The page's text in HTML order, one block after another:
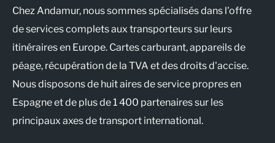
Chez Andamur, nous sommes spécialisés dans l'offre
de services complets aux transporteurs sur leurs
itinéraires en Europe. Cartes carburant, appareils de
péage, récupération de la TVA et des droits d'accise.
Nous disposons de huit aires de service propres en
Espagne et de plus de 1 400 partenaires sur les
principaux axes de transport international.